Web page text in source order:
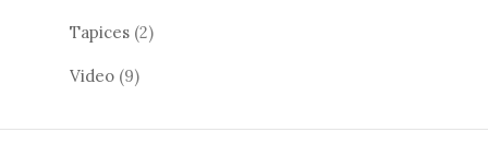
Tapices (2)
Video (9)